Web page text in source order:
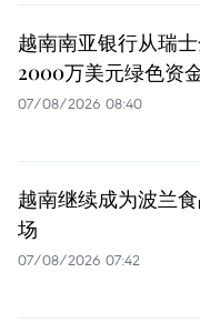
越南南亚银行从瑞
2000万美元绿色资
07/08/2026 08:40
越南继续成为波兰
场
07/08/2026 07:42